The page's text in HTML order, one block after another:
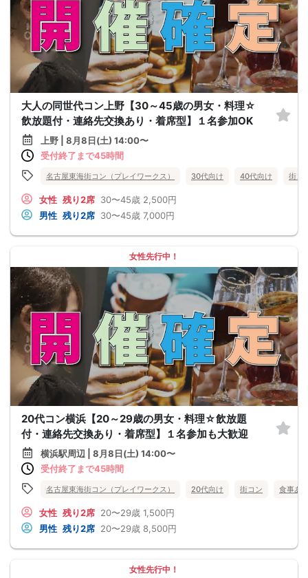
大人の同世代コン上野【30～45歳の男女・料理☆
飲放題付・連絡先交換あり・着席型】１名参加OK
上野 | 8月8日(土) 14:00〜
受付終了まで45時間
名古屋東海街コン（プレイワークス） 30代向け 40代向け 街コ
女性 残り2席 30〜45歳 2,500円
男性 残り2席 30〜45歳 7,000円
女性先行中！
20代コン横浜【20～29歳の男女・料理☆飲放題
付・連絡先交換あり・着席型】１名参加も大歓迎
横浜駅周辺 | 8月8日(土) 14:00〜
受付終了まで45時間
名古屋東海街コン（プレイワークス） 20代向け 街コン 食事あ
女性 残り2席 20〜29歳 1,500円
男性 残り2席 20〜29歳 8,500円
女性先行中！